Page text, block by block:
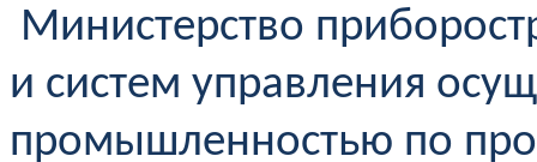
Министерство
и систем управления
промышленностью по